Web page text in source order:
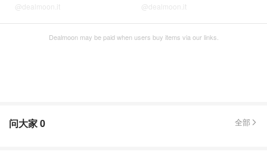
@dealmoon.it @dealmoon.it
Dealmoon may be paid when users buy items via our links.
问大家0 全部